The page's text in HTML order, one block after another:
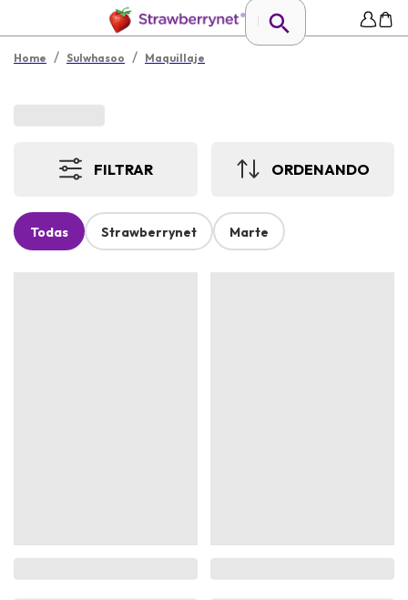
Home / Sulwhasoo / Maquillaje
FILTRAR ORDENANDO
Todas Strawberrynet Marte